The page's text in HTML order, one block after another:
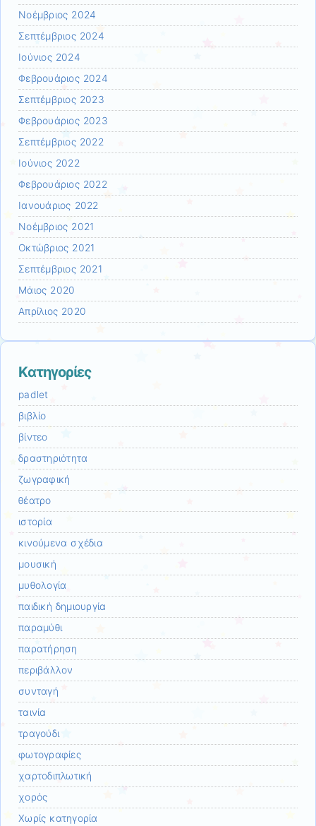
Νοέμβριος 2024
Σεπτέμβριος 2024
Ιούνιος 2024
Φεβρουάριος 2024
Σεπτέμβριος 2023
Φεβρουάριος 2023
Σεπτέμβριος 2022
Ιούνιος 2022
Φεβρουάριος 2022
Ιανουάριος 2022
Νοέμβριος 2021
Οκτώβριος 2021
Σεπτέμβριος 2021
Μάιος 2020
Απρίλιος 2020
Kατηγορίες
padlet
βιβλίο
βίντεο
δραστηριότητα
ζωγραφική
θέατρο
ιστορία
κινούμενα σχέδια
μουσική
μυθολογία
παιδική δημιουργία
παραμύθι
παρατήρηση
περιβάλλον
συνταγή
ταινία
τραγούδι
φωτογραφίες
χαρτοδιπλωτική
χορός
Χωρίς κατηγορία